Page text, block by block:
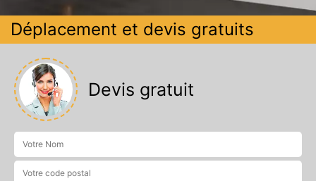
Déplacement et devis gratuits
Devis gratuit